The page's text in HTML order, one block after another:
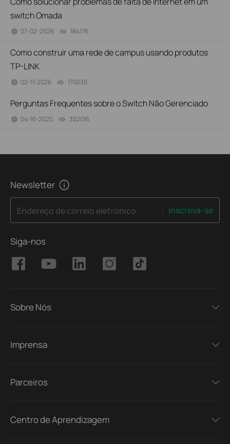
switch Omada
07-02-2026 184176
Como construir uma rede de campus usando produtos
TP-LINK
02-11-2026 170030
Perguntas Frequentes sobre o Switch Não Gerenciado
04-16-2020 352016
Newsletter
Endereço de correio eletrónico Inscreva-se
Siga-nos
Sobre Nós
Imprensa
Parceiros
Centro de Aprendizagem